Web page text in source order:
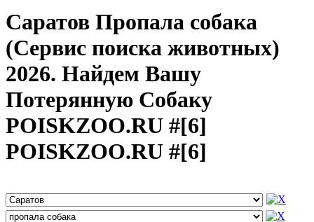
Саратов Пропала собака
(Сервис поиска животных)
2026. Найдем Вашу
Потерянную Собаку
POISKZOO.RU #[6]
POISKZOO.RU #[6]